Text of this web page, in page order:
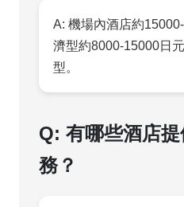
A: 機場內酒店約
濟型約8000-15000日
型。
Q: 有哪些酒店
務？